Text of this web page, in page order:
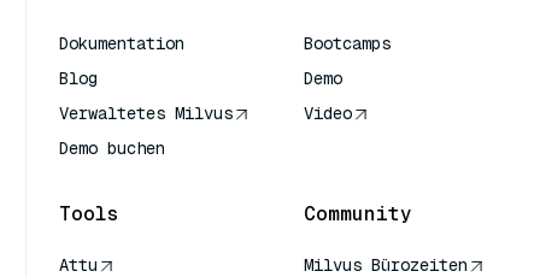
Dokumentation
Blog
Verwaltetes Milvus
Demo buchen
Bootcamps
Demo
Video
Tools
Attu
Community
Milvus Bürozeiten